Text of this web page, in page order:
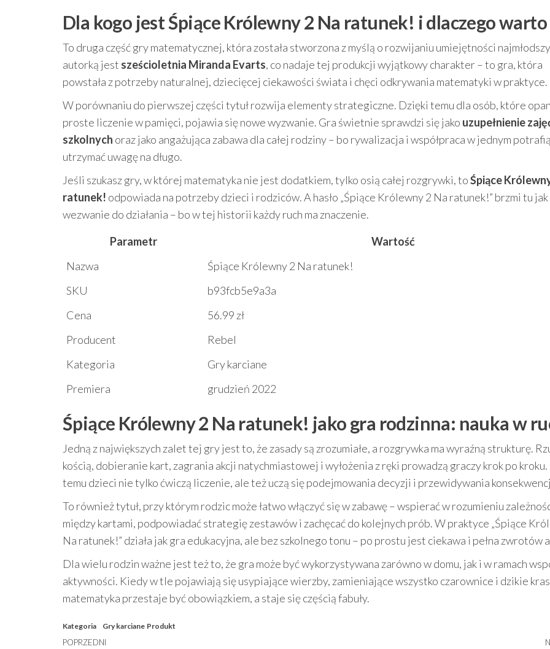
Dla kogo jest Śpiące Królewny 2 Na ratunek! i dlaczego warto
To druga część gry matematycznej, która została stworzona z myślą o rozwijaniu umiejętności
autorką jest sześcioletnia Miranda Evarts, co nadaje tej produkcji wyjątkowy charakter – to gra, która
powstała z potrzeby naturalnej, dziecięcej ciekawości świata i chęci odkrywania matematyki w praktyce.
W porównaniu do pierwszej części tytuł rozwija elementy strategiczne. Dzięki temu dla osób, które
proste liczenie w pamięci, pojawia się nowe wyzwanie. Gra świetnie sprawdzi się jako uzupełnienie
szkolnych oraz jako angażująca zabawa dla całej rodziny – bo rywalizacja i współpraca w jednym potrafią
utrzymać uwagę na długo.
Jeśli szukasz gry, w której matematyka nie jest dodatkiem, tylko osią całej rozgrywki, toŚpiące
ratunek! odpowiada na potrzeby dzieci i rodziców. A hasło „Śpiące Królewny 2 Na ratunek!” brzmi tu jak
wezwanie do działania – bo w tej historii każdy ruch ma znaczenie.
Parametr
Wartość
Nazwa
Śpiące Królewny 2 Na ratunek!
SKU
b93fcb5e9a3a
Cena
56.99 zł
Producent
Rebel
Kategoria
Gry karciane
Premiera
grudzień 2022
Śpiące Królewny 2 Na ratunek! jako gra rodzinna: nauka w
Jedną z największych zalet tej gry jest to, że zasady są zrozumiałe, a rozgrywka ma wyraźną strukturę.
kością, dobieranie kart, zagrania akcji natychmiastowej i wyłożenia z ręki prowadzą graczy krok po
temu dzieci nie tylko ćwiczą liczenie, ale też uczą się podejmowania decyzji i przewidywania
To również tytuł, przy którym rodzic może łatwo włączyć się w zabawę – wspierać w rozumieniu
między kartami, podpowiadać strategię zestawów i zachęcać do kolejnych prób. W praktyce „Śpiące
Na ratunek!” działa jak gra edukacyjna, ale bez szkolnego tonu – po prostu jest ciekawa i pełna zwrotów
Dla wielu rodzin ważne jest też to, że gra może być wykorzystywana zarówno w domu, jak i w ramach
aktywności. Kiedy w tle pojawiają się usypiające wierzby, zamieniające wszystko czarownice i dzikie
matematyka przestaje być obowiązkiem, a staje się częścią fabuły.
Kategoria Gry karciane Produkt
Poprzedni
POPRZEDNI